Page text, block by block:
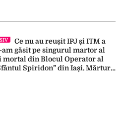
Ce nu au reușit IPJ și ITM a
găsit pe singurul martor al
din Blocul Operator al
Spiridon” din Iași. Mărturii